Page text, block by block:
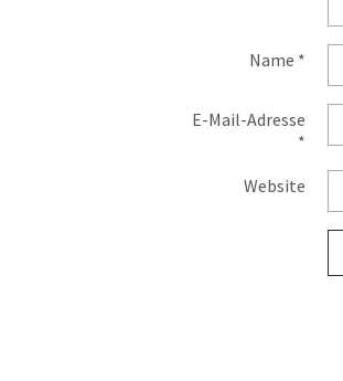
Name *
E-Mail-Adresse
*
Website